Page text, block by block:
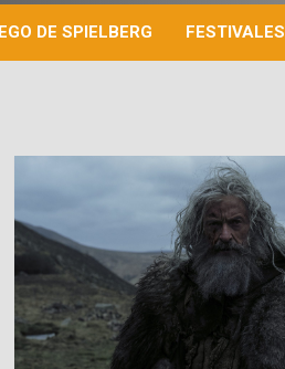
DE SPIELBERG FESTIVALES